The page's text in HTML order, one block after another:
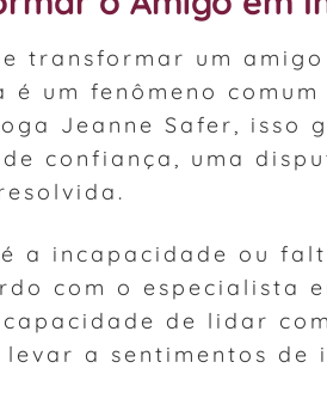
transformar um
um fenômeno
Jeanne Safer, isso
confiança, uma
a incapacidade ou
com o especialista
de lidar
a sentimentos de